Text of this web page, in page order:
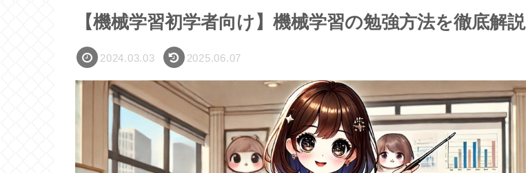
【機械学習初学者向け】機械学習の勉強方法を徹底解説
2024.03.03 2025.06.07